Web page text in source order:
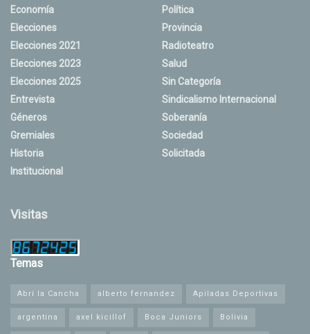
Economía
Elecciones
Elecciones 2021
Elecciones 2023
Elecciones 2025
Entrevista
Géneros
Gremiales
Historia
Institucional
Política
Provincia
Radioteatro
Salud
Sin Categoría
Sindicalismo Internacional
Soberanía
Sociedad
Solicitada
Visitas
Temas
Abrí la Cancha alberto fernandez Apiladas Deportivas
argentina axel kicillof Boca Juniors Bolivia